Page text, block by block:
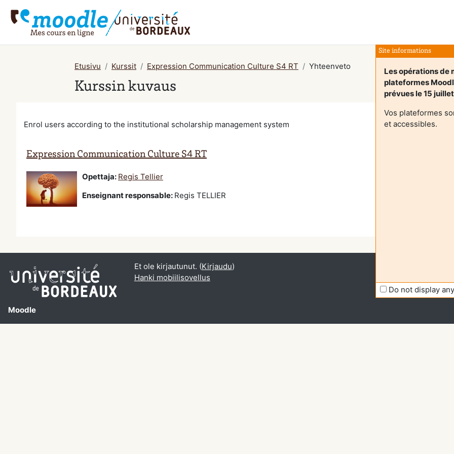
Site informations
Les opérations de
plateformes
prévues le 15
Vos plateformes
et accessibles.
Do not display
Etusivu Kurssit Expression Communication Culture S4 RT Yhteenveto
Kurssin kuvaus
Enrol users according to the institutional scholarship management system
Expression Communication Culture S4 RT
Opettaja: Regis Tellier
Enseignant responsable: Regis TELLIER
Moodle
Et ole kirjautunut. (Kirjaudu)
Hanki mobiilisovellus